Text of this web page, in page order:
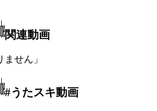
関連動画
ません」
#うたスキ動画